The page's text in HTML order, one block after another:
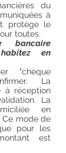
du
à
protège le
toutes.
bancaire
en
"chèque
La
à réception
La
en
Ce mode de
pour les
est